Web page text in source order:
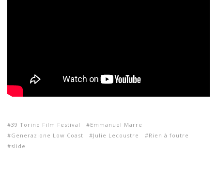
39 Torino Film Festival
Emmanuel Marre
Generazione Low Coast
Julie Lecoustre
Rien à foutre
slide